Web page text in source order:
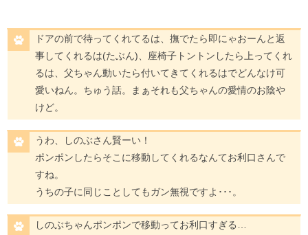
ドアの前で待ってくれてるは、撫でたら即にゃおーんと返
事してくれるは(たぶん)、座椅子トントンしたら上ってくれ
るは、父ちゃん動いたら付いてきてくれるはでどんなけ可
愛いねん。ちゅう話。まぁそれも父ちゃんの愛情のお陰や
けど。
うわ、しのぶさん賢ーい！
ポンポンしたらそこに移動してくれるなんてお利口さんで
すね。
うちの子に同じことしてもガン無視ですよ･･･。
しのぶちゃんポンポンで移動ってお利口すぎる…